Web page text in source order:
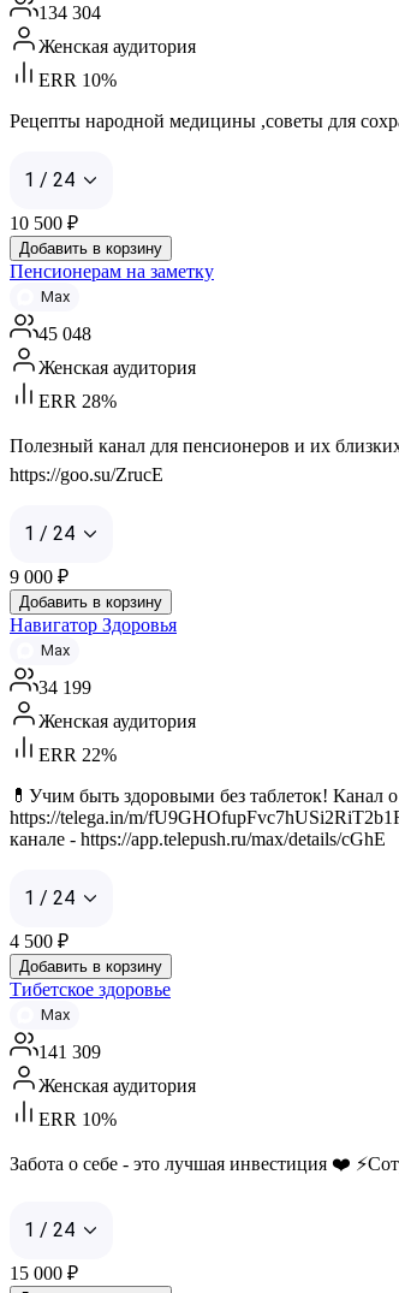
134 304
Женская аудитория
ERR 10%
Рецепты народной медицины ,советы для
1 / 24
10 500 ₽
Добавить в корзину
Пенсионерам на заметку
Max
45 048
Женская аудитория
ERR 28%
Полезный канал для пенсионеров и их
https://goo.su/ZrucE
1 / 24
9 000 ₽
Добавить в корзину
Навигатор Здоровья
Max
34 199
Женская аудитория
ERR 22%
💊Учим быть здоровыми без таблеток! Канал
https://telega.in/m/
канале - https://app.telepush.ru/max/details/cGhE
1 / 24
4 500 ₽
Добавить в корзину
Тибетское здоровье
Max
141 309
Женская аудитория
ERR 10%
Забота о себе - это лучшая инвестиция ❤️
1 / 24
15 000 ₽